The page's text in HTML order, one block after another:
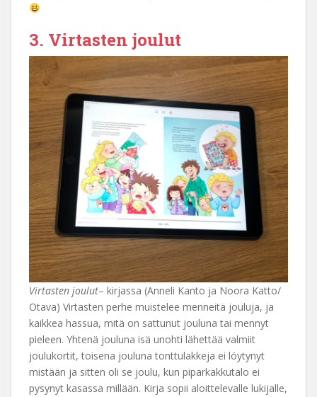
3. Virtasten joulut
Virtasten joulut– kirjassa (Anneli Kanto ja Noora Katto/
Otava) Virtasten perhe muistelee menneitä jouluja, ja
kaikkea hassua, mitä on sattunut jouluna tai mennyt
pieleen. Yhtenä jouluna isä unohti lähettää valmiit
joulukortit, toisena jouluna tonttulakkeja ei löytynyt
mistään ja sitten oli se joulu, kun piparkakkutalo ei
pysynyt kasassa millään. Kirja sopii aloittelevalle lukijalle,